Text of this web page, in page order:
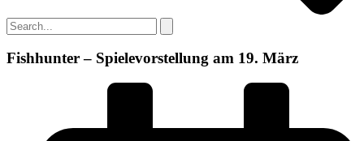
Fishhunter – Spielevorstellung am 19. März